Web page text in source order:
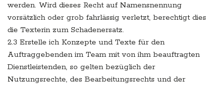
werden. Wird dieses Recht auf Namensnennung
vorsätzlich oder grob fahrlässig verletzt, berechtigt dies
die Texterin zum Schadenersatz.
2.3 Erstelle ich Konzepte und Texte für den
Auftraggebenden im Team mit von ihm beauftragten
Dienstleistenden, so gelten bezüglich der
Nutzungsrechte, des Bearbeitungsrechts und der